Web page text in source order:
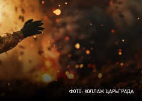
ФОТО: КОЛЛАЖ ЦАРЬГРАДА